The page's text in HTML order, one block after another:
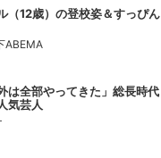
（12歳）の登校姿＆すっぴん
ABEMA
は全部やってきた」総長時代
気芸人